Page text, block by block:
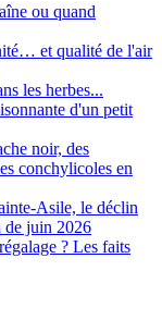
ou quand
et qualité de l'air
les herbes...
d'un petit
noir, des
conchylicoles en
Asile, le déclin
de juin 2026
? Les faits